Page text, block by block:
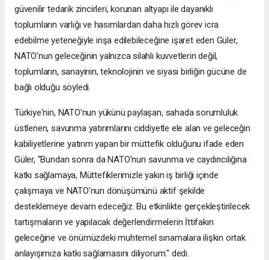
güvenilir tedarik zincirleri, korunan altyapı ile dayanıklı
toplumların varlığı ve hasımlardan daha hızlı görev icra
edebilme yeteneğiyle inşa edilebileceğine işaret eden Güler,
NATO'nun geleceğinin yalnızca silahlı kuvvetlerin değil,
toplumların, sanayinin, teknolojinin ve siyasi birliğin gücüne de
bağlı olduğu söyledi.
Türkiye'nin, NATO'nun yükünü paylaşan, sahada sorumluluk
üstlenen, savunma yatırımlarını ciddiyetle ele alan ve geleceğin
kabiliyetlerine yatırım yapan bir müttefik olduğunu ifade eden
Güler, "Bundan sonra da NATO'nun savunma ve caydırıcılığına
katkı sağlamaya, Müttefiklerimizle yakın iş birliği içinde
çalışmaya ve NATO'nun dönüşümünü aktif şekilde
desteklemeye devam edeceğiz. Bu etkinlikte gerçekleştirilecek
tartışmaların ve yapılacak değerlendirmelerin İttifakın
geleceğine ve önümüzdeki muhtemel sınamalara ilişkin ortak
anlayışımıza katkı sağlamasını diliyorum." dedi.